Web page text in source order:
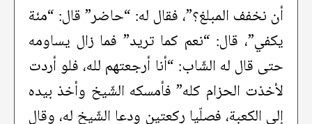
أن نخفف المبلغ؟”، فقال له: “حاضر” قال: “مئة
يكفي”، قال: “نعم كما تريد” فما زال يساومه
حتى قال له الشّاب: “أنا أرجعتهم لله، فلو أردت
لأخذت الحزام كله” فأمسكه الشّيخ وأخذ بيده
إلى الكعبة، فصلّيا ركعتين ودعا الشّيخ له، وقال